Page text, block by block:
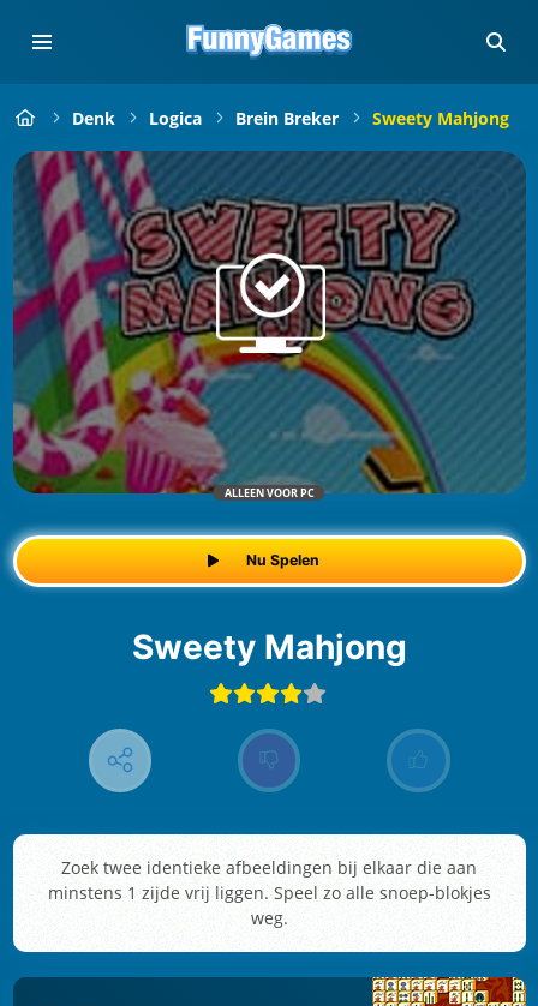
Denk Logica Brein Breker Sweety Mahjong
ALLEEN VOOR PC
Nu Spelen
Sweety Mahjong
Zoek twee identieke afbeeldingen bij elkaar die aan
minstens 1 zijde vrij liggen. Speel zo alle snoep-blokjes
weg.